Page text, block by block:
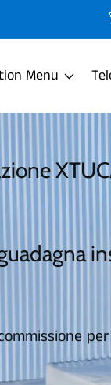
Menu